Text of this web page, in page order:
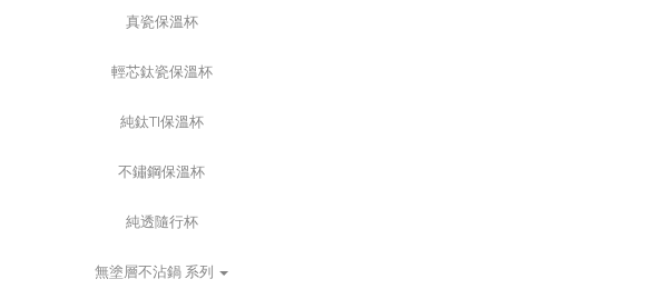
真瓷保溫杯
輕芯鈦瓷保溫杯
純鈦TI保溫杯
不鏽鋼保溫杯
純透隨行杯
無塗層不沾鍋 系列